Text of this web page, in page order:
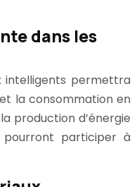
dans les
intelligents permettra
la consommation en
production d’énergie
pourront participer à